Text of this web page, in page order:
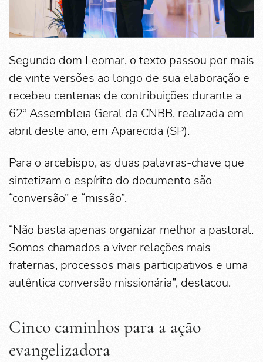
Segundo dom Leomar, o texto passou por mais
de vinte versões ao longo de sua elaboração e
recebeu centenas de contribuições durante a
62ª Assembleia Geral da CNBB, realizada em
abril deste ano, em Aparecida (SP).
Para o arcebispo, as duas palavras-chave que
sintetizam o espírito do documento são
“conversão” e “missão”.
“Não basta apenas organizar melhor a pastoral.
Somos chamados a viver relações mais
fraternas, processos mais participativos e uma
autêntica conversão missionária”, destacou.
Cinco caminhos para a ação
evangelizadora